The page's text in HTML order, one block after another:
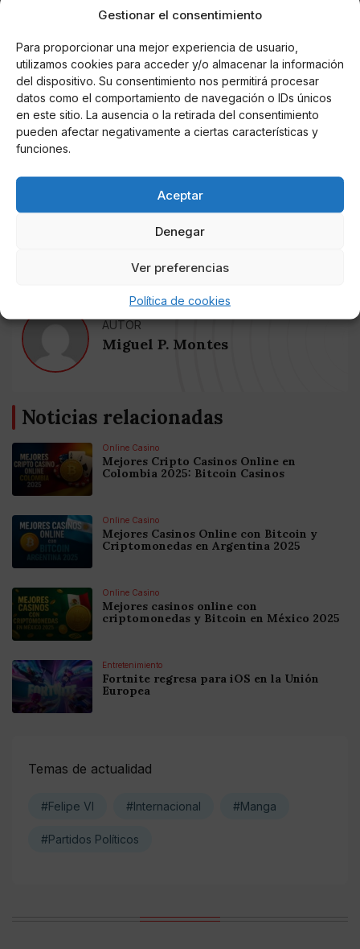
Gestionar el consentimiento
Para proporcionar una mejor experiencia de usuario,
utilizamos cookies para acceder y/o almacenar la información
del dispositivo. Su consentimiento nos permitirá procesar
datos como el comportamiento de navegación o IDs únicos
en este sitio. La ausencia o la retirada del consentimiento
pueden afectar negativamente a ciertas características y
funciones.
Aceptar
Denegar
Ver preferencias
Política de cookies
valores de la Democracia, por los derechos humanos,
Sus autores buscan dar la mayor visibilidad a las vidas
de otras personas, a realidades extraordinarias o
cotidianas en las que se insertan, siendo ellos
protagonistas, responsables o incluso víctimas de esas
realidades. Y muchas veces llegan a poner en riesgo
informadores de Colombia, Cuba, Chile, México,
Guatemala, Portugal y España, que engrandecen
y nos llenan de humanidad".
AUTOR
Miguel P. Montes
Noticias relacionadas
Online Casino
Mejores Cripto Casinos Online en
Colombia 2025: Bitcoin Casinos
Online Casino
Mejores Casinos Online con Bitcoin y
Criptomonedas en Argentina 2025
Online Casino
Mejores casinos online con
criptomonedas y Bitcoin en México 2025
Entretenimiento
Fortnite regresa para iOS en la Unión
Europea
Temas de actualidad
#Felipe VI #Internacional #Manga
#Partidos Políticos